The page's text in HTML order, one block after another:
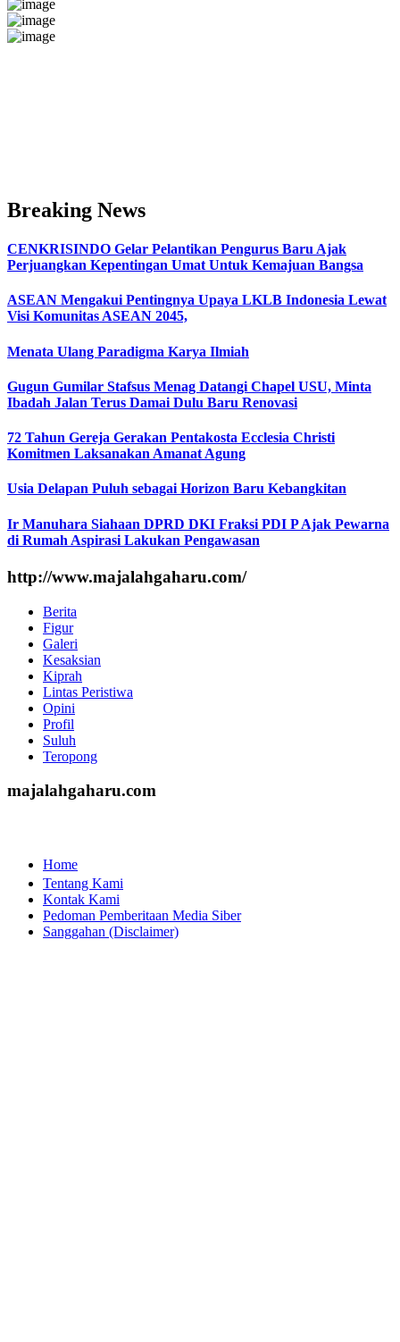
Breaking News
CENKRISINDO Gelar Pelantikan Pengurus Baru Ajak
Perjuangkan Kepentingan Umat Untuk Kemajuan Bangsa
ASEAN Mengakui Pentingnya Upaya LKLB Indonesia Lewat
Visi Komunitas ASEAN 2045,
Menata Ulang Paradigma Karya Ilmiah
Gugun Gumilar Stafsus Menag Datangi Chapel USU, Minta
Ibadah Jalan Terus Damai Dulu Baru Renovasi
72 Tahun Gereja Gerakan Pentakosta Ecclesia Christi
Komitmen Laksanakan Amanat Agung
Usia Delapan Puluh sebagai Horizon Baru Kebangkitan
Ir Manuhara Siahaan DPRD DKI Fraksi PDI P Ajak Pewarna
di Rumah Aspirasi Lakukan Pengawasan
http://www.majalahgaharu.com/
Berita
Figur
Galeri
Kesaksian
Kiprah
Lintas Peristiwa
Opini
Profil
Suluh
Teropong
majalahgaharu.com
Home
Tentang Kami
Kontak Kami
Pedoman Pemberitaan Media Siber
Sanggahan (Disclaimer)